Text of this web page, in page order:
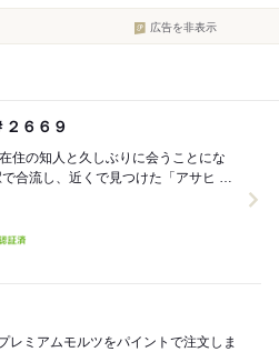
広告を非表示
アイリッシュ・パブ ＃２６６９
住の知人と久しぶりに会うことにな